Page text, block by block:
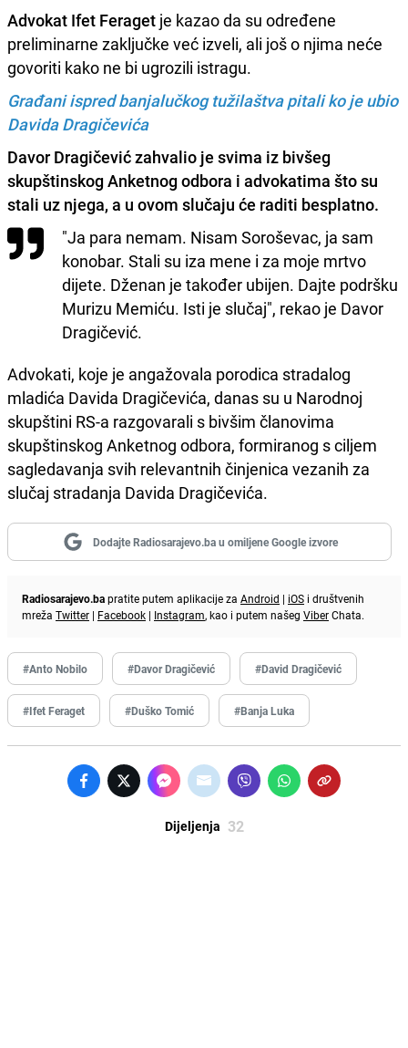
Advokat Ifet Feraget je kazao da su određene
preliminarne zaključke već izveli, ali još o njima neće
govoriti kako ne bi ugrozili istragu.
Građani ispred banjalučkog tužilaštva pitali ko je ubio
Davida Dragičevića
Davor Dragičević zahvalio je svima iz bivšeg
skupštinskog Anketnog odbora i advokatima što su
stali uz njega, a u ovom slučaju će raditi besplatno.
"Ja para nemam. Nisam Soroševac, ja sam
konobar. Stali su iza mene i za moje mrtvo
dijete. Dženan je također ubijen. Dajte podršku
Murizu Memiću. Isti je slučaj", rekao je Davor
Dragičević.
Advokati, koje je angažovala porodica stradalog
mladića Davida Dragičevića, danas su u Narodnoj
skupštini RS-a razgovarali s bivšim članovima
skupštinskog Anketnog odbora, formiranog s ciljem
sagledavanja svih relevantnih činjenica vezanih za
slučaj stradanja Davida Dragičevića.
Dodajte Radiosarajevo.ba u omiljene Google izvore
Radiosarajevo.bapratite putem aplikacije za Android | iOS i društvenih
mreža Twitter | Facebook | Instagram, kao i putem našeg ViberChata.
#Anto Nobilo #Davor Dragičević #David Dragičević
#Ifet Feraget #Duško Tomić #Banja Luka
Dijeljenja 32